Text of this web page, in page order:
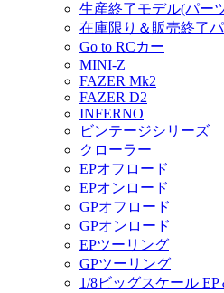
生産終了モデル(パー
在庫限り＆販売終了
Go to RCカー
MINI-Z
FAZER Mk2
FAZER D2
INFERNO
ビンテージシリーズ
クローラー
EPオフロード
EPオンロード
GPオフロード
GPオンロード
EPツーリング
GPツーリング
1/8ビッグスケール